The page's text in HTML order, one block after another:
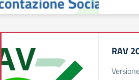
RAV